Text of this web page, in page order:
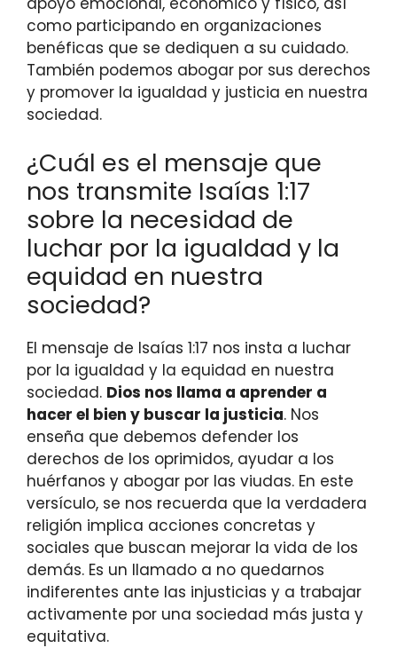
como participando en organizaciones
benéficas que se dediquen a su cuidado.
También podemos abogar por sus derechos
y promover la igualdad y justicia en nuestra
sociedad.
¿Cuál es el mensaje que
nos transmite Isaías 1:17
sobre la necesidad de
luchar por la igualdad y la
equidad en nuestra
sociedad?
El mensaje de Isaías 1:17 nos insta a luchar
por la igualdad y la equidad en nuestra
sociedad. Dios nos llama a aprender a
hacer el bien y buscar la justicia. Nos
enseña que debemos defender los
derechos de los oprimidos, ayudar a los
huérfanos y abogar por las viudas. En este
versículo, se nos recuerda que la verdadera
religión implica acciones concretas y
sociales que buscan mejorar la vida de los
demás. Es un llamado a no quedarnos
indiferentes ante las injusticias y a trabajar
activamente por una sociedad más justa y
equitativa.